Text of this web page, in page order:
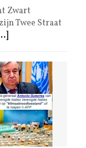
Zwart
Twee Straat